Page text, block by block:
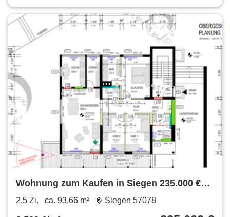
Wohnung zum Kaufen in Siegen 235.000 €
93.66 m²
2.5 Zi. ca. 93,66 m² Siegen 57078